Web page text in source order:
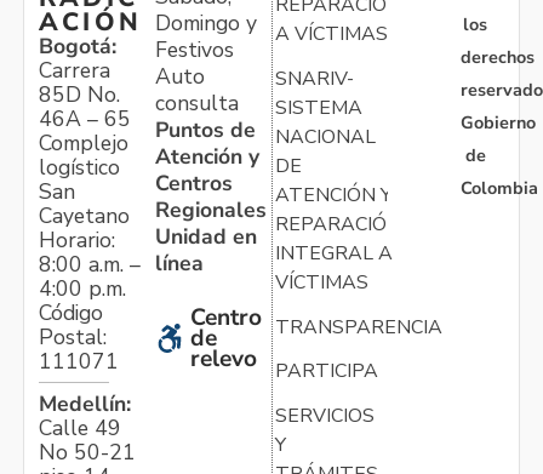
ACIÓN
Bogotá:
Carrera
85D No.
46A – 65
Complejo
logístico
San
Cayetano
Horario:
8:00 a.m. –
4:00 p.m.
Código
Postal:
111071
Medellín:
Calle 49
No 50-21
Domingo y
Festivos
Auto
consulta
Puntos de
Atención y
Centros
Regionales
Unidad en
línea
Centro
de
relevo
A VÍCTIMAS
SNARIV-
SISTEMA
NACIONAL
DE
ATENCIÓN Y
REPARACIÓN
INTEGRAL A
VÍCTIMAS
TRANSPARENCIA
PARTICIPA
SERVICIOS
Y
los
derechos
Gobierno
de
Colombia